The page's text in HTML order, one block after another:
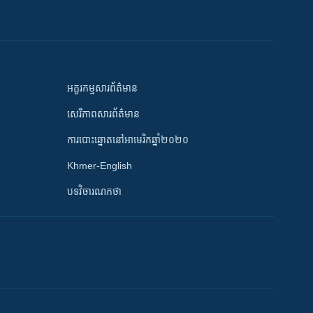
អក្ខរកម្មសារព័ត៌មាន
សេរីភាពសារព័ត៌មាន
ការបោះឆ្នោតនៅអាមេរិកឆ្នាំ២០២០
Khmer-English
បទវិចារណកថា